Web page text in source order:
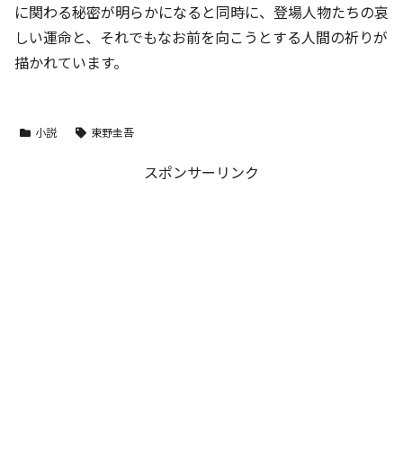
に関わる秘密が明らかになると同時に、登場人物たちの哀
しい運命と、それでもなお前を向こうとする人間の祈りが
描かれています。
小説 東野圭吾
スポンサーリンク